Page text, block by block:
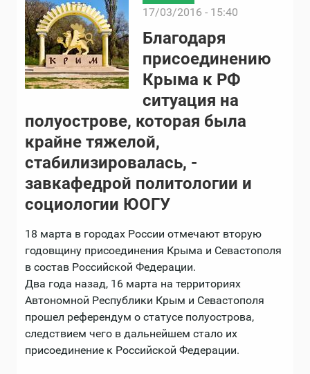
17/03/2016 - 15:40
Благодаря
присоединению
Крыма к РФ
ситуация на
полуострове, которая была
крайне тяжелой,
стабилизировалась, -
завкафедрой политологии и
социологии ЮОГУ
18 марта в городах России отмечают вторую
годовщину присоединения Крыма и Севастополя
в состав Российской Федерации.
Два года назад, 16 марта на территориях
Автономной Республики Крым и Севастополя
прошел референдум о статусе полуострова,
следствием чего в дальнейшем стало их
присоединение к Российской Федерации.